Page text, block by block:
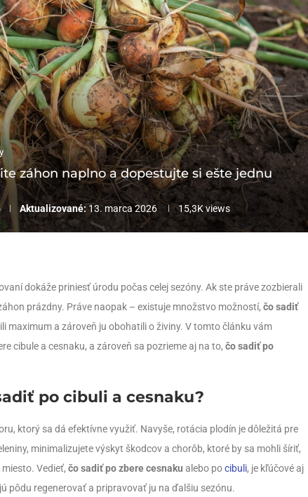
záhon naplno a dopestujte si ešte jednu
Aktualizované: 13. marca 2026 15,3Kviews
dokáže priniesť úrodu počas celej sezóny. Ak ste práve zozbierali
prázdny. Práve naopak – existuje množstvo možností, čo sadiť
maximum a zároveň ju obohatili o živiny. V tomto článku vám
cibule a cesnaku, a zároveň sa pozrieme aj na to, čo sadiť po
po cibuli a cesnaku?
ktorý sa dá efektívne využiť. Navyše, rotácia plodín je dôležitá pre
minimalizujete výskyt škodcov a chorôb, ktoré by sa mohli šíriť,
Vedieť, čo sadiť po zbere cesnaku alebo pocibuli, je kľúčové aj
pôdu regenerovať a pripravovať ju na ďalšiu sezónu.